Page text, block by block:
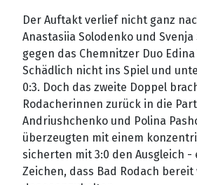
Der Auftakt verlief nicht ganz
Anastasiia Solodenko und
gegen das Chemnitzer Duo
Schädlich nicht ins Spiel und
0:3. Doch das zweite Doppel
Rodacherinnen zurück in die
Andriushchenko und Polina
überzeugten mit einem
sicherten mit 3:0 den Ausgleich -
Zeichen, dass Bad Rodach bereit